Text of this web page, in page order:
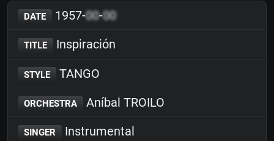
DATE 1957-00-00
TITLE Inspiración
STYLE TANGO
ORCHESTRA Aníbal TROILO
SINGER Instrumental